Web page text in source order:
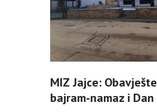
MULTIMEDIJA
KONTAKT
DONACIJE
MIZ Jajce:
bajram-namaz i